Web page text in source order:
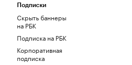
Подписки
Скрыть баннеры
на РБК
Подписка на РБК
Корпоративная
подписка